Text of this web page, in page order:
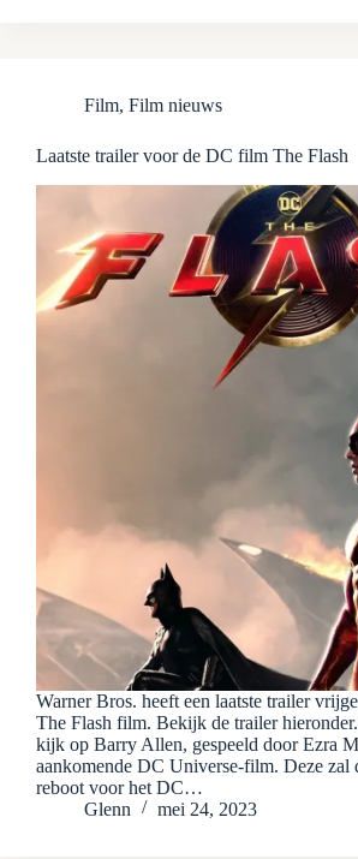
Film, Film nieuws
Laatste trailer voor de DC film The Flash
Warner Bros. heeft een laatste trailer
The Flash film. Bekijk de trailer
kijk op Barry Allen, gespeeld door Ezra
aankomende DC Universe-film. Deze zal
reboot voor het DC…
Glenn
mei 24, 2023